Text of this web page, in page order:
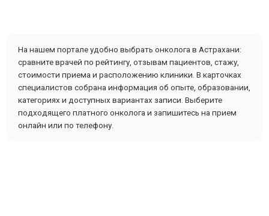
На нашем портале удобно выбрать онколога в Астрахани:
сравните врачей по рейтингу, отзывам пациентов, стажу,
стоимости приема и расположению клиники. В карточках
специалистов собрана информация об опыте, образовании,
категориях и доступных вариантах записи. Выберите
подходящего платного онколога и запишитесь на прием
онлайн или по телефону.